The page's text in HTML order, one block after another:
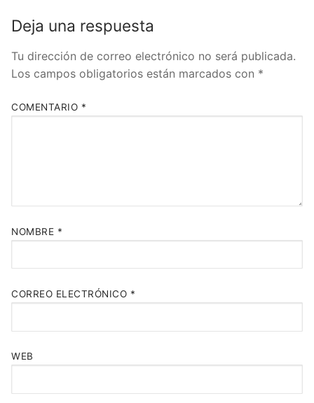
Deja una respuesta
Tu dirección de correo electrónico no será publicada.
Los campos obligatorios están marcados con *
COMENTARIO *
NOMBRE *
CORREO ELECTRÓNICO *
WEB